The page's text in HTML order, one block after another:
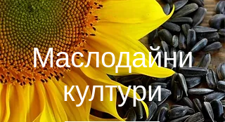
Маслодайни
култури